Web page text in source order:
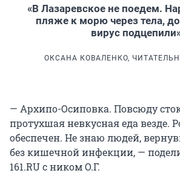
«В Лазаревское не поедем.
пляже к морю через тела,
вирус
ОКСАНА КОВАЛЕНКО,
— Архипо-Осиповка. Повсюду
протухшая невкусная еда везде.
обеспечен. Не знаю людей,
без кишечной инфекции, —
161.RU с ником О.Г.